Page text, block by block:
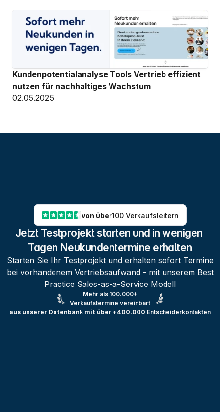
Kundenpotentialanalyse Tools Vertrieb effizient
nutzen für nachhaltiges Wachstum
02.05.2025
von über100 Verkaufsleitern
Jetzt Testprojekt starten und in wenigen
Tagen Neukundentermine erhalten
Starten Sie Ihr Testprojekt und erhalten sofort Termine
bei vorhandenem Vertriebsaufwand - mit unserem Best
Practice Sales-as-a-Service Modell
Mehr als 100.000+
Verkaufstermine vereinbart
aus unserer Datenbank mit über +400.000 Entscheiderkontakten